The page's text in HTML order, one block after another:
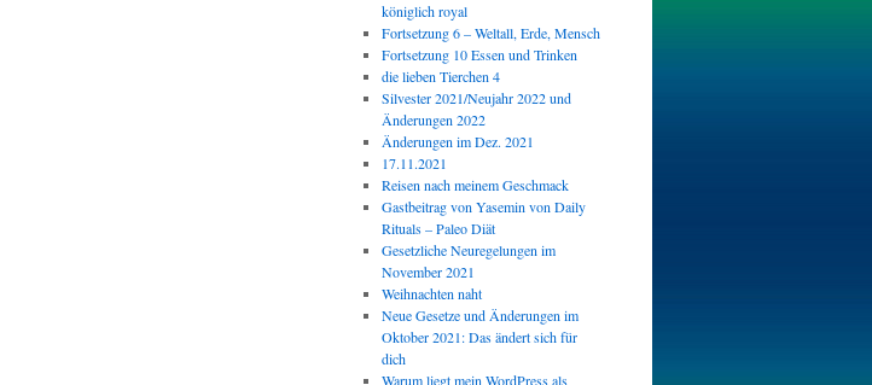
königlich royal
Fortsetzung 6 – Weltall, Erde, Mensch
Fortsetzung 10 Essen und Trinken
die lieben Tierchen 4
Silvester 2021/Neujahr 2022 und
Änderungen 2022
Änderungen im Dez. 2021
17.11.2021
Reisen nach meinem Geschmack
Gastbeitrag von Yasemin von Daily
Rituals – Paleo Diät
Gesetzliche Neuregelungen im
November 2021
Weihnachten naht
Neue Gesetze und Änderungen im
Oktober 2021: Das ändert sich für
dich
Warum liegt mein WordPress als